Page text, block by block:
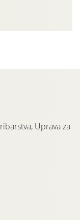
Domu vinarske
u
Uprava za